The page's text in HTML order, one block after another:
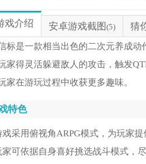
戏介绍 安卓游戏截图 (5) 猜
标是一款相当出色的二次元养成
家得灵活躲避敌人的攻击，触发
家在游玩过程中收获更多趣味。
特色
戏采用俯视角ARPG模式，为玩家
家可依据自身喜好挑选战斗模式，